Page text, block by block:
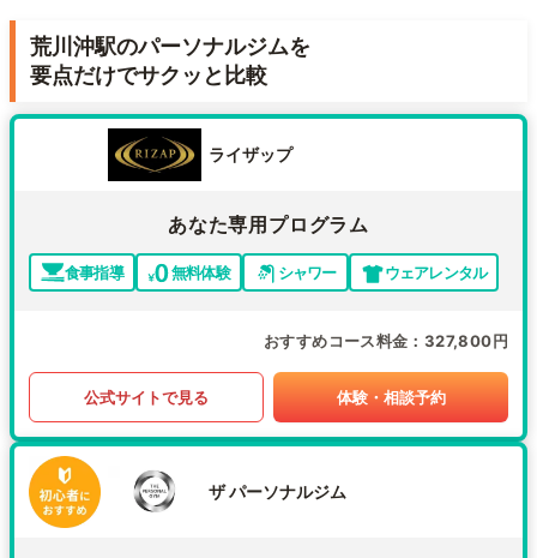
荒川沖駅のパーソナルジムを
要点だけでサクッと比較
ライザップ
あなた専用プログラム
食事指導 無料体験 シャワー ウェアレンタル
おすすめコース料金 327,800円
公式サイトで見る 体験・相談予約
ザ パーソナルジム